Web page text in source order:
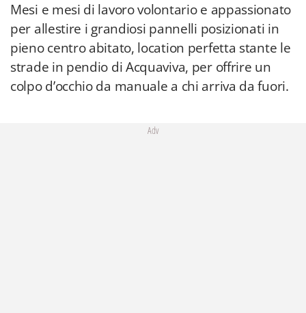
Mesi e mesi di lavoro volontario e appassionato
per allestire i grandiosi pannelli posizionati in
pieno centro abitato, location perfetta stante le
strade in pendio di Acquaviva, per offrire un
colpo d’occhio da manuale a chi arriva da fuori.
Adv